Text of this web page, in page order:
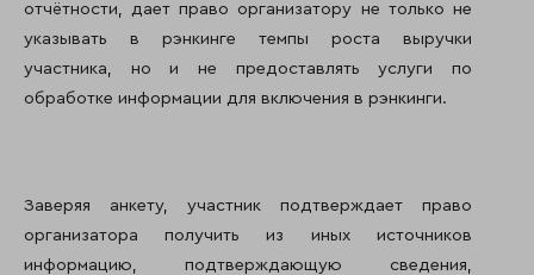
отчётности, дает право организатору не только не
указывать в рэнкинге темпы роста выручки
участника, но и не предоставлять услуги по
обработке информации для включения в рэнкинги.
Заверяя анкету, участник подтверждает право
организатора получить из иных источников
информацию, подтверждающую сведения,